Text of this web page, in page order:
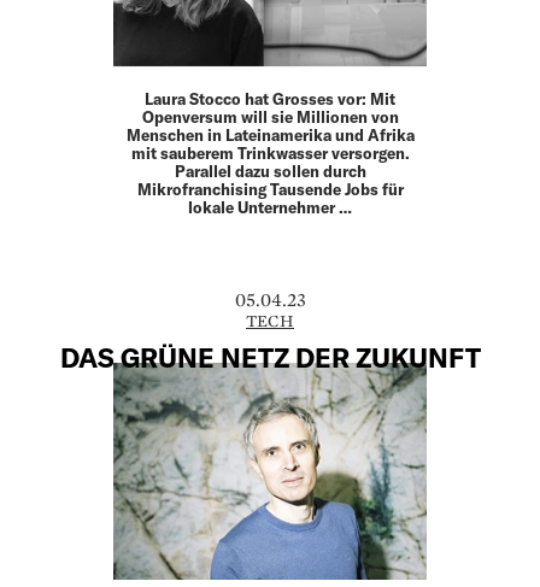
Laura Stocco hat Grosses vor: Mit
Openversum will sie Millionen von
Menschen in Lateinamerika und Afrika
mit sauberem Trinkwasser versorgen.
Parallel dazu sollen durch
Mikrofranchising Tausende Jobs für
lokale Unternehmer …
05.04.23
TECH
DAS GRÜNE NETZ DER ZUKUNFT